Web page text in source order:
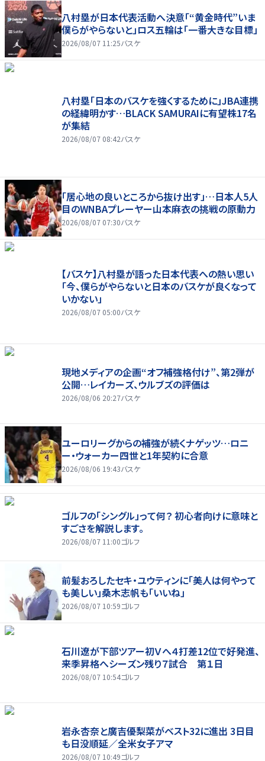
八村塁が日本代表活動へ決意「“黄金時代”いま
僕らがやらないと」ロス五輪は「一番大きな目標」
2026/08/07 11:25バスケ
八村塁「日本のバスケを強くするために」JBA連携
の経緯明かす…BLACK SAMURAIに有望株17名
が集結
2026/08/07 08:42バスケ
「居心地の良いところから抜け出す」…日本人5人
目のWNBAプレーヤー山本麻衣の挑戦の原動力
2026/08/07 07:30バスケ
【バスケ】八村塁が語った日本代表への熱い思い
「今、僕らがやらないと日本のバスケが良くなって
いかない」
2026/08/07 05:00バスケ
現地メディアの企画“オフ補強格付け”、第2弾が
公開…レイカーズ、ウルブズの評価は
2026/08/06 20:27バスケ
ユーロリーグからの補強が続くナゲッツ…ロニ
ー・ウォーカー四世と1年契約に合意
2026/08/06 19:43バスケ
ゴルフの「シングル」って何？ 初心者向けに意味と
すごさを解説します。
2026/08/07 11:00ゴルフ
前髪おろしたセキ・ユウティンに「美人は何やって
も美しい」桑木志帆も「いいね」
2026/08/07 10:59ゴルフ
石川遼が下部ツアー初Ｖへ４打差12位で好発進、
来季昇格へシーズン残り７試合 第１日
2026/08/07 10:54ゴルフ
岩永杏奈と廣吉優梨菜がベスト32に進出 3日目
も日没順延／全米女子アマ
2026/08/07 10:49ゴルフ